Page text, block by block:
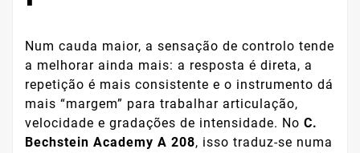
Num cauda maior, a sensação de controlo tende
a melhorar ainda mais: a resposta é direta, a
repetição é mais consistente e o instrumento dá
mais “margem” para trabalhar articulação,
velocidade e gradações de intensidade. No C.
Bechstein Academy A 208, isso traduz-se numa